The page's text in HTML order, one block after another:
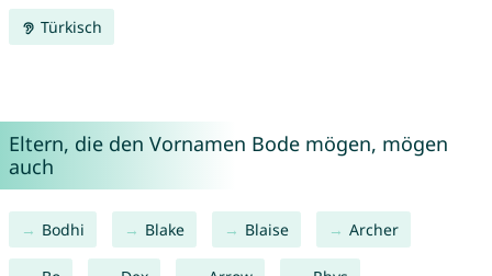
Türkisch
Eltern, die den Vornamen Bode mögen, mögen
auch
Bodhi Blake Blaise Archer